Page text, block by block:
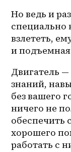
Но ведь и
специально
взлететь,
и
Двигатель
знаний,
без вашего
ничего не
обеспечить
хорошего
работать с